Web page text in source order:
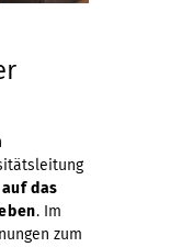
das
. Im
zum